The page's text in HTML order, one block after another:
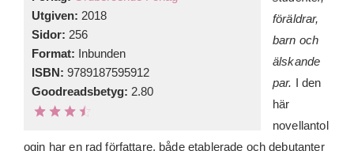
Utgiven: 2018
Sidor: 256
Format: Inbunden
ISBN: 9789187595912
Goodreadsbetyg: 2.80
föräldrar,
barn och
älskande
par. I den
här
novellantol
ogin har en rad författare, både etablerade och debutanter